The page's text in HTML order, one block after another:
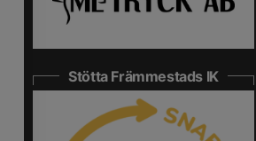
Stötta Främmestads IK